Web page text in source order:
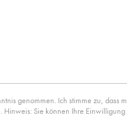
genommen. Ich stimme zu, dass
Sie können Ihre